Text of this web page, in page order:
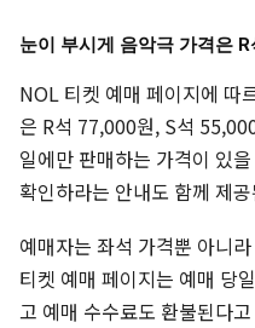
눈이 부시게 음악극 가격은
NOL 티켓 예매 페이지에 따
은 R석 77,000원, S석
일에만 판매하는 가격이 있
확인하라는 안내도 함께 제
예매자는 좌석 가격뿐 아니
티켓 예매 페이지는 예매 당
고 예매 수수료도 환불된다